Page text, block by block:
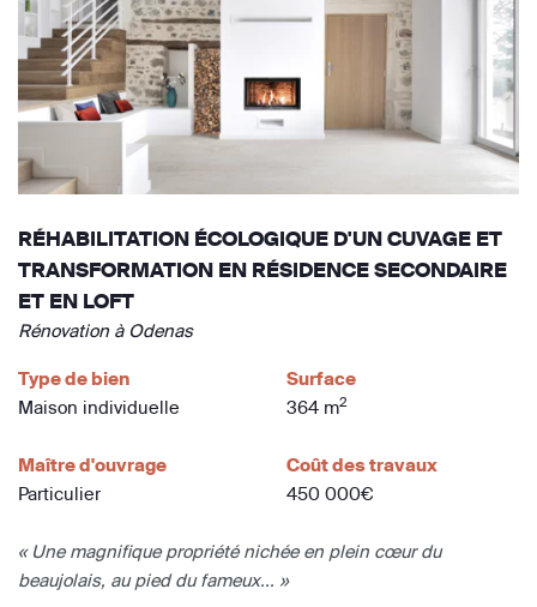
RÉHABILITATION ÉCOLOGIQUE D'UN CUVAGE ET
TRANSFORMATION EN RÉSIDENCE SECONDAIRE
ET EN LOFT
Rénovation à Odenas
Type de bien
Maison individuelle
Surface
364 m2
Maître d'ouvrage
Particulier
Coût des travaux
450 000€
« Une magnifique propriété nichée en plein cœur du
beaujolais, au pied du fameux... »